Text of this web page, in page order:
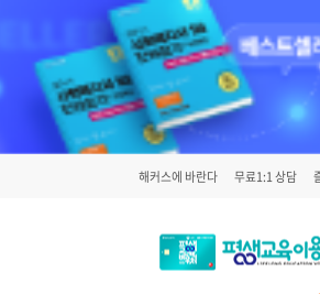
해커스에 바란다 무료1:1 상담